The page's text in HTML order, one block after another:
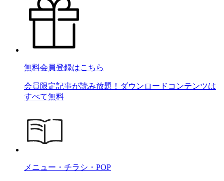
無料会員登録はこちら
会員限定記事が読み放題！ダウンロードコンテンツは
すべて無料
メニュー・チラシ・POP